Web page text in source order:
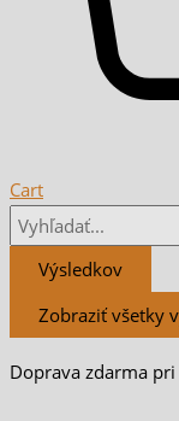
Cart
Výsledkov
Zobraziť všetky
Doprava zdarma